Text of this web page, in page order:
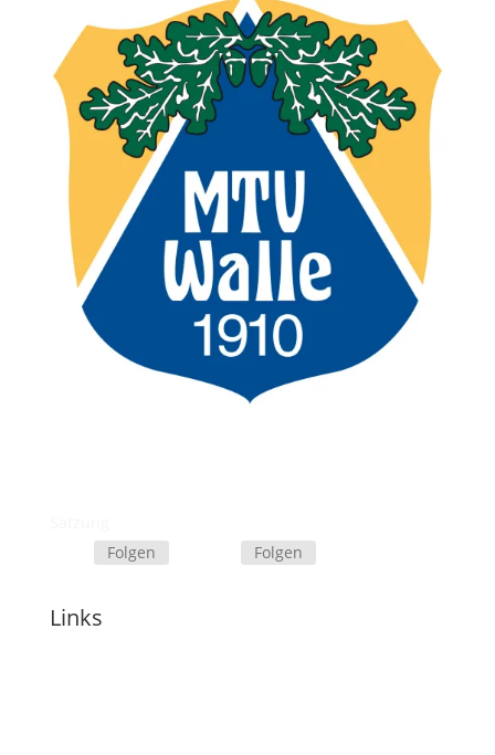
Folgen
Folgen
Links